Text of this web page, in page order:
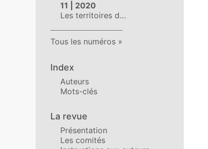
11 | 2020
Les territoires d…
Tous les numéros
Index
Auteurs
Mots-clés
La revue
Présentation
Les comités